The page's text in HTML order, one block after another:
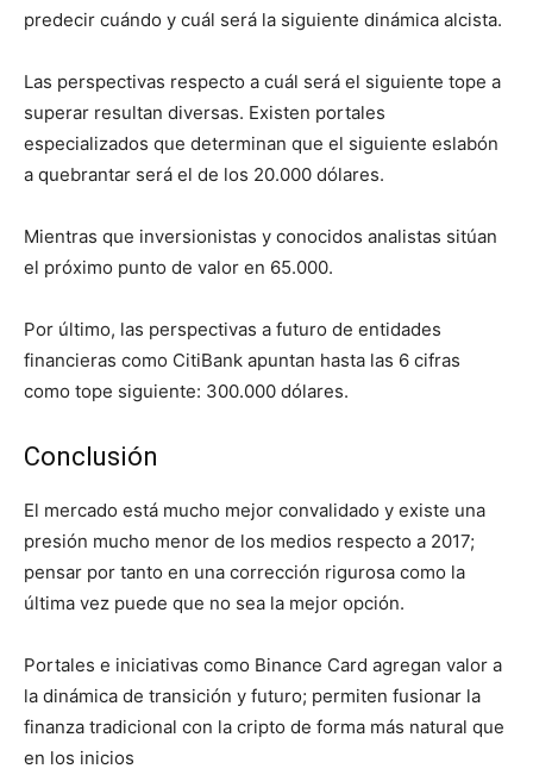
predecir cuándo y cuál será la siguiente dinámica alcista.
Las perspectivas respecto a cuál será el siguiente tope a
superar resultan diversas. Existen portales
especializados que determinan que el siguiente eslabón
a quebrantar será el de los 20.000 dólares.
Mientras que inversionistas y conocidos analistas sitúan
el próximo punto de valor en 65.000.
Por último, las perspectivas a futuro de entidades
financieras como CitiBank apuntan hasta las 6 cifras
como tope siguiente: 300.000 dólares.
Conclusión
El mercado está mucho mejor convalidado y existe una
presión mucho menor de los medios respecto a 2017;
pensar por tanto en una corrección rigurosa como la
última vez puede que no sea la mejor opción.
Portales e iniciativas como Binance Card agregan valor a
la dinámica de transición y futuro; permiten fusionar la
finanza tradicional con la cripto de forma más natural que
en los inicios